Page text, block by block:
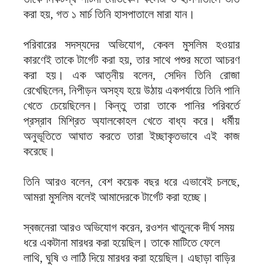
করা হয়, গত ১ মার্চ তিনি হাসপাতালে মারা যান।
পরিবারের সদস্যদের অভিযোগ, কেবল মুসলিম হওয়ার
কারণেই তাকে টার্গেট করা হয়, তার সাথে পশুর মতো আচরণ
করা হয়। এক আত্নীয় বলেন, সেদিন তিনি রোজা
রেখেছিলেন, নিপীড়ন অসহ্য হয়ে উঠায় একপর্যায়ে তিনি পানি
খেতে চেয়েছিলেন। কিন্তু তারা তাকে পানির পরিবর্তে
প্রস্রাব মিশ্রিত অ্যালকোহল খেতে বাধ্য করে। ধর্মীয়
অনুভূতিতে আঘাত করতে তারা ইচ্ছাকৃতভাবে এই কাজ
করেছে।
তিনি আরও বলেন, বেশ কয়েক বছর ধরে এভাবেই চলছে,
আমরা মুসলিম বলেই আমাদেরকে টার্গেট করা হচ্ছে।
স্বজনেরা আরও অভিযোগ করেন, রওশন খাতুনকে দীর্ঘ সময়
ধরে একটানা মারধর করা হয়েছিল। তাকে মাটিতে ফেলে
লাথি, ঘুষি ও লাঠি দিয়ে মারধর করা হয়েছিল। এছাড়া বাড়ির